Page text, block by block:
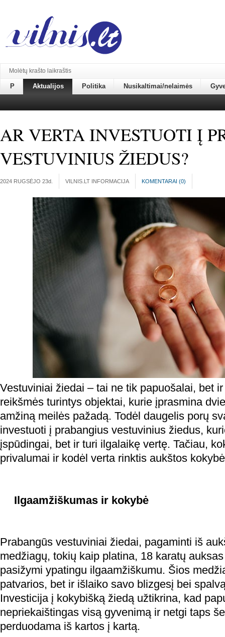
Molėtų krašto laikraštis
P Aktualijos Politika Nusikaltimai/nelaimės
AR VERTA INVESTUOTI Į
VESTUVINIUS ŽIEDUS?
2024 RUGSĖJO 23d. VILNIS.LT INFORMACIJA KOMENTARAI (0)
Vestuviniai žiedai – tai ne tik papuošalai, bet
reikšmės turintys objektai, kurie įprasmina
amžiną meilės pažadą. Todėl daugelis porų
investuoti į prabangius vestuvinius žiedus,
įspūdingai, bet ir turi ilgalaikę vertę. Tačiau,
privalumai ir kodėl verta rinktis aukštos
Ilgaamžiškumas ir kokybė
Prabangūs vestuviniai žiedai, pagaminti iš
medžiagų, tokių kaip platina, 18 karatų
pasižymi ypatingu ilgaamžiškumu. Šios
patvarios, bet ir išlaiko savo blizgesį bei
Investicija į kokybišką žiedą užtikrina, kad
nepriekaištingas visą gyvenimą ir netgi taps
perduodama iš kartos į kartą.